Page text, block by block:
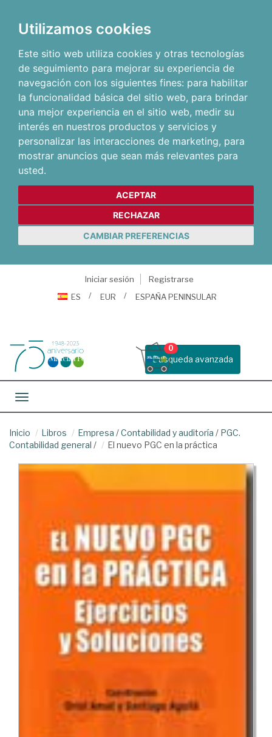
Utilizamos cookies
Este sitio web utiliza cookies y otras tecnologías
de seguimiento para mejorar su experiencia de
navegación con los siguientes fines: para habilitar
la funcionalidad básica del sitio web, para brindar
una mejor experiencia en el sitio web, medir su
interés en nuestros productos y servicios y
personalizar las interacciones de marketing, para
mostrar anuncios que sean más relevantes para
usted.
ACEPTAR
RECHAZAR
CAMBIAR PREFERENCIAS
Iniciar sesión
Registrarse
ES
EUR ESPAÑA PENINSULAR
Busqueda avanzada
0
Toggle navigation
Inicio Libros Empresa /Contabilidad y auditoría / PGC.
Contabilidad general / El nuevo PGC en la práctica